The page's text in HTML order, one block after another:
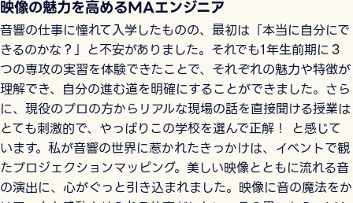
映像の魅力を高めるMAエンジニア
音響の仕事に憧れて入学したものの、最初は「本当に自分にで
きるのかな？」と不安がありました。それでも1年生前期に３
つの専攻の実習を体験できたことで、それぞれの魅力や特徴が
理解でき、自分の進む道を明確にすることができました。さら
に、現役のプロの方からリアルな現場の話を直接聞ける授業は
とても刺激的で、やっぱりこの学校を選んで正解！ と感じて
います。私が音響の世界に惹かれたきっかけは、イベントで観
たプロジェクションマッピング。美しい映像とともに流れる音
の演出に、心がぐっと引き込まれました。映像に音の魔法をか